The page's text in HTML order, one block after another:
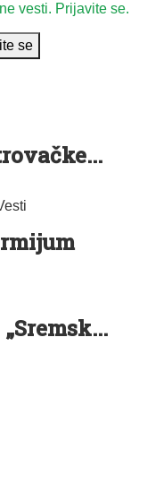
vesti. Prijavite se.
se